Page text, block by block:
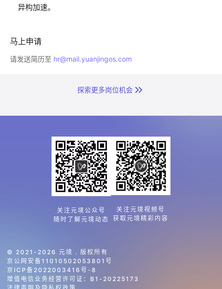
异构加速。
马上申请
请发送简历至 hr@mail.yuanjingos.com
探索更多岗位机会
关注元境公众号
随时了解元境动态
关注元境视频号
获取元境精彩内容
© 2021-2026 元境 . 版权所有
京公网安备11010502053801号
京ICP备2022003416号-8
增值电信业务经营许可证：B1-20225173